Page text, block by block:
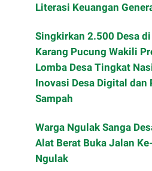
Literasi Keuangan
Singkirkan 2.500 Desa
Karang Pucung Wakili
Lomba Desa Tingkat
Inovasi Desa Digital dan
Sampah
Warga Ngulak Sanga
Alat Berat Buka Jalan
Ngulak